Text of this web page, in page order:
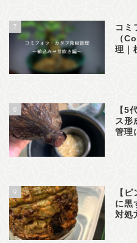
7
コミ
（
理｜
8
【5
ス形
管理
9
【
に黒
対処